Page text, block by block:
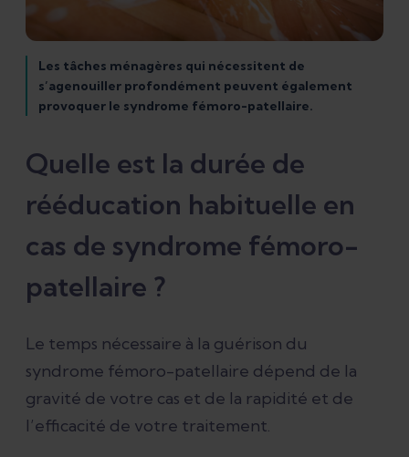
Les tâches ménagères qui nécessitent de
s’agenouiller profondément peuvent également
provoquer le syndrome fémoro-patellaire.
Quelle est la durée de
rééducation habituelle en
cas de syndrome fémoro-
patellaire ?
Le temps nécessaire à la guérison du
syndrome fémoro-patellaire dépend de la
gravité de votre cas et de la rapidité et de
l’efficacité de votre traitement.